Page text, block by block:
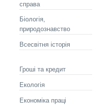
справа
Біологія,
природознавство
Всесвітня історія
Гроші та кредит
Екологія
Економіка праці